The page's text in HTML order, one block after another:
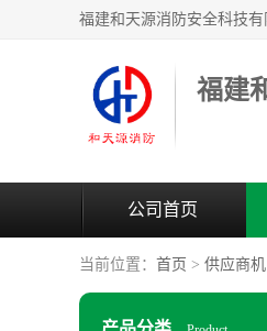
公司首页
当前位置： 首页 > 供应商机